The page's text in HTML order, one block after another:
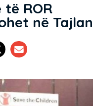
ROR
në